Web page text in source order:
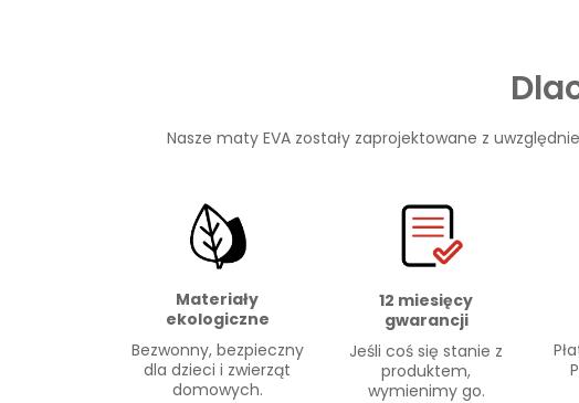
Nasze maty EVA zostały zaprojektowane z
Materiały
ekologiczne
Bezwonny, bezpieczny
dla dzieci i zwierząt
domowych.
12 miesięcy
gwarancji
Jeśli coś się stanie z
produktem,
wymienimy go.